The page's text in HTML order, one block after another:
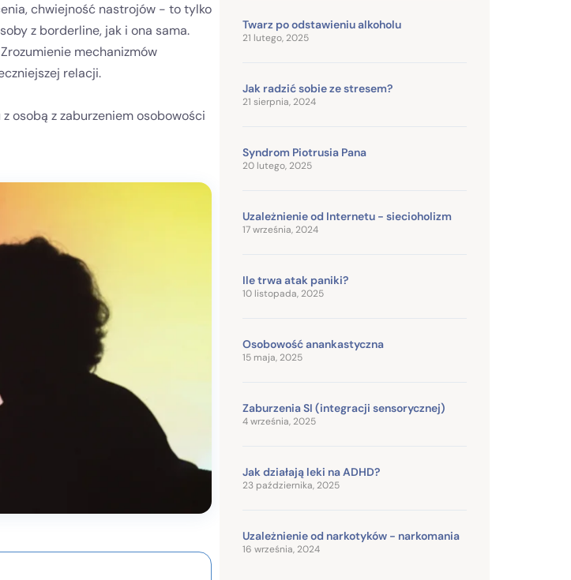
chwiejność nastrojów - to tylko
z borderline, jak i ona sama.
mechanizmów
relacji.
osobą z zaburzeniem osobowości
Twarz po odstawieniu alkoholu
21 lutego, 2025
Jak radzić sobie ze stresem?
21 sierpnia, 2024
Syndrom Piotrusia Pana
20 lutego, 2025
Uzależnienie od Internetu - siecioholizm
17 września, 2024
Ile trwa atak paniki?
10 listopada, 2025
Osobowość anankastyczna
15 maja, 2025
Zaburzenia SI (integracji sensorycznej)
4 września, 2025
Jak działają leki na ADHD?
23 października, 2025
Uzależnienie od narkotyków - narkomania
16 września, 2024